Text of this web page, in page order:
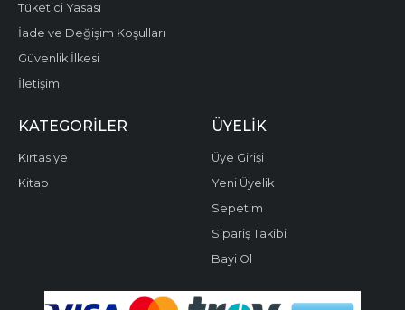
Tüketici Yasası
İade ve Değişim Koşulları
Güvenlik İlkesi
İletişim
KATEGORILER
Kırtasiye
Kitap
ÜYELIK
Üye Girişi
Yeni Üyelik
Sepetim
Sipariş Takibi
Bayi Ol